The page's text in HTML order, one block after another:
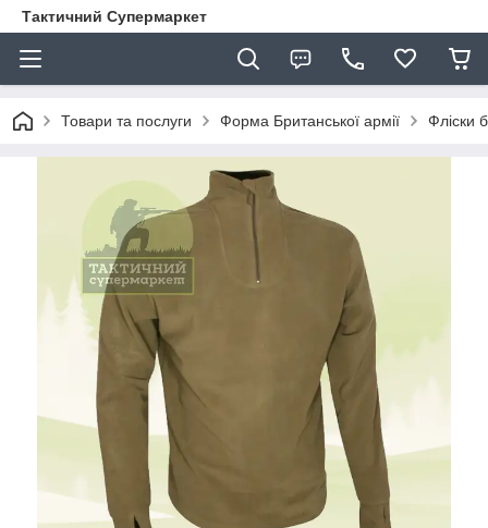
Тактичний Супермаркет
Товари та послуги Форма Британської армії Фліски